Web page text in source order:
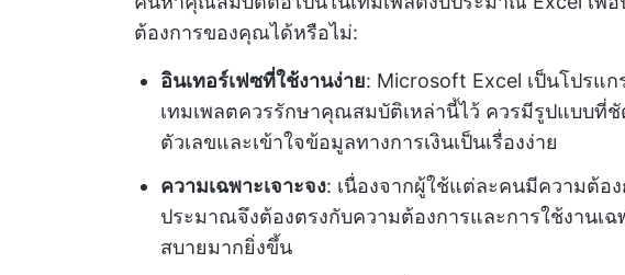
ต้องการของคุณได้หรือไม่:
อินเทอร์เฟซที่ใช้งานง่าย: Microsoft Excel เป็นโปรแ
เทมเพลตควรรักษาคุณสมบัติเหล่านี้ไว้ ควรมีรูปแบบที่ชั
ตัวเลขและเข้าใจข้อมูลทางการเงินเป็นเรื่องง่าย
ความเฉพาะเจาะจง: เนื่องจากผู้ใช้แต่ละคนมีความต้อ
ประมาณจึงต้องตรงกับความต้องการและการใช้งานเ
สบายมากยิ่งขึ้น